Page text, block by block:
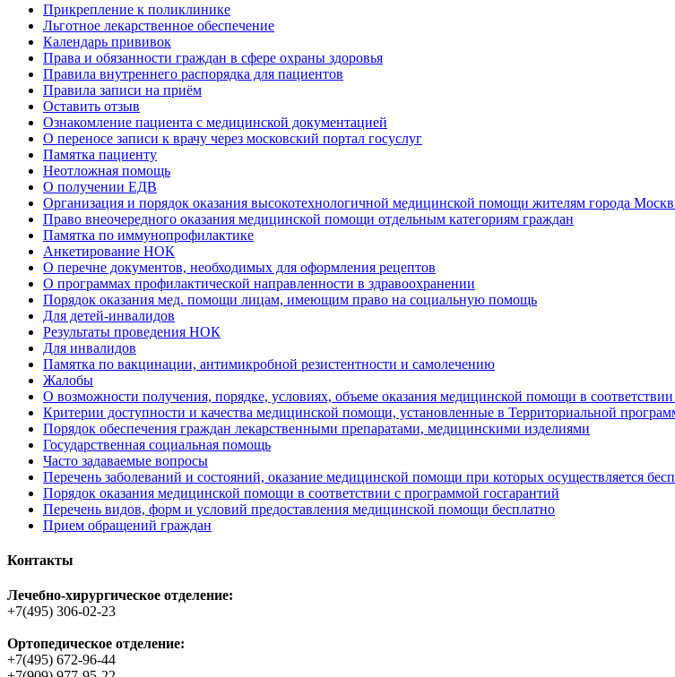
Прикрепление к поликлинике
Льготное лекарственное обеспечение
Календарь прививок
Права и обязанности граждан в сфере охраны здоровья
Правила внутреннего распорядка для пациентов
Правила записи на приём
Оставить отзыв
Ознакомление пациента с медицинской документацией
О переносе записи к врачу через московский портал госуслуг
Памятка пациенту
Неотложная помощь
О получении ЕДВ
Организация и порядок оказания высокотехнологичной медицинской помощи жителям города
Право внеочередного оказания медицинской помощи отдельным категориям граждан
Памятка по иммунопрофилактике
Анкетирование НОК
О перечне документов, необходимых для оформления рецептов
О программах профилактической направленности в здравоохранении
Порядок оказания мед. помощи лицам, имеющим право на социальную помощь
Для детей-инвалидов
Результаты проведения НОК
Для инвалидов
Памятка по вакцинации, антимикробной резистентности и самолечению
Жалобы
О возможности получения, порядке, условиях, объеме оказания медицинской помощи в
Критерии доступности и качества медицинской помощи, установленные в Территориальной
Порядок обеспечения граждан лекарственными препаратами, медицинскими изделиями
Государственная социальная помощь
Часто задаваемые вопросы
Перечень заболеваний и состояний, оказание медицинской помощи при которых осуществляется
Порядок оказания медицинской помощи в соответствии с программой госгарантий
Перечень видов, форм и условий предоставления медицинской помощи бесплатно
Прием обращений граждан
Контакты
Лечебно-хирургическое отделение:
+7(495) 306-02-23
Ортопедическое отделение:
+7(495) 672-96-44